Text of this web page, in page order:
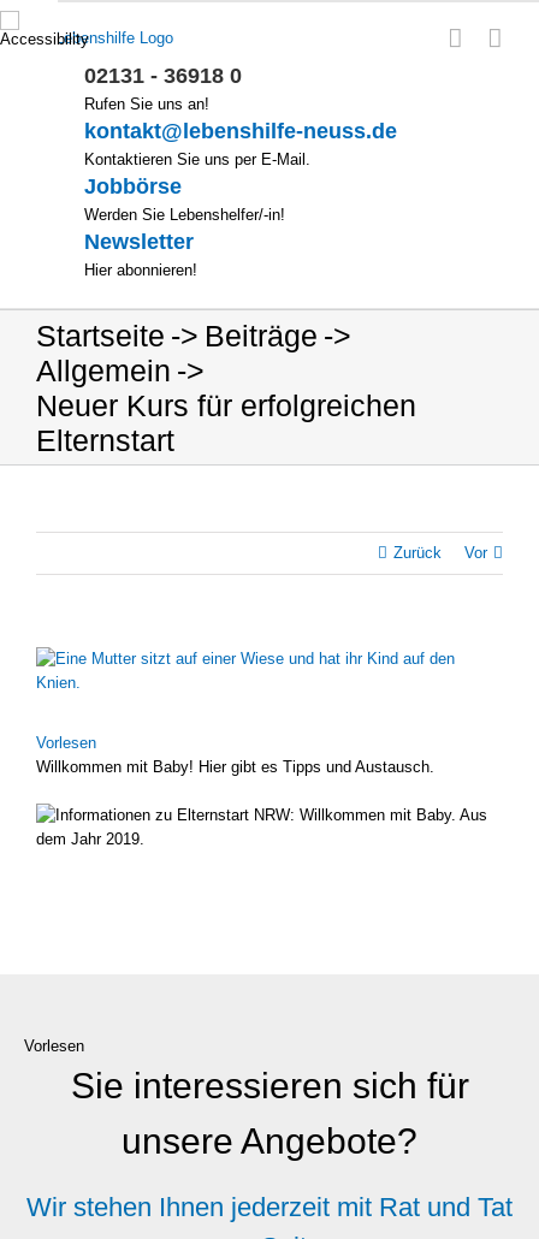
Zum
Inhalt
02131 - 36918 0
Rufen Sie uns an!
kontakt@lebenshilfe-neuss.de
Kontaktieren Sie uns per E-Mail.
Jobbörse
Werden Sie Lebenshelfer/-in!
Newsletter
Hier abonnieren!
Startseite
Beiträge
Allgemein
Neuer Kurs für erfolgreichen
Elternstart
Zurück Vor
Zeige
grösseres
Vor­le­sen
Will­kom­men mit Baby! Hier gibt es Tipps und Aus­tausch.
Vorlesen
Sie interessieren sich für
unsere Angebote?
Wir stehen Ihnen jederzeit mit Rat und Tat